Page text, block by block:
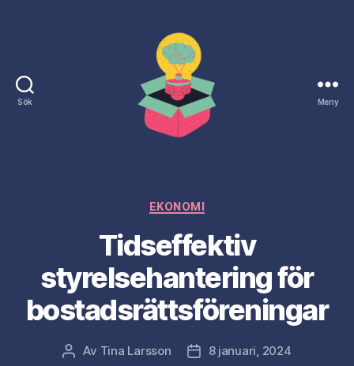
Sök Meny
Kategorier
EKONOMI
Tidseffektiv
styrelsehantering för
bostadsrättsföreningar
Inläggsförfattare
Av Tina Larsson Inläggsdatum
8 januari, 2024